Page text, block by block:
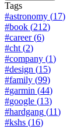
Tags
#astronomy (17)
#book (212)
#career(6)
#cht (2)
#company (1)
#design (15)
#family (99)
#garmin (44)
#google (13)
#hardgang (11)
#kshs (16)